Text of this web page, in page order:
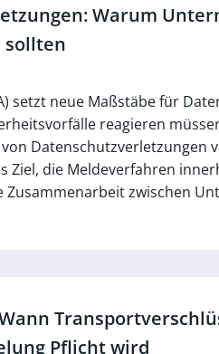
Warum
sollten
setzt neue Maßstäbe für
reagieren
Datenschutzverletzungen
Ziel, die Meldeverfahren
zwischen
Pflicht wird